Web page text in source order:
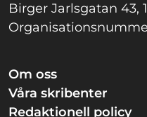
Birger Jarlsgatan 43,
Om oss
Våra skribenter
Redaktionell policy